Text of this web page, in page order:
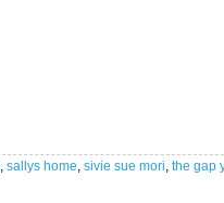
, sallys home, sivie sue mori, the gap